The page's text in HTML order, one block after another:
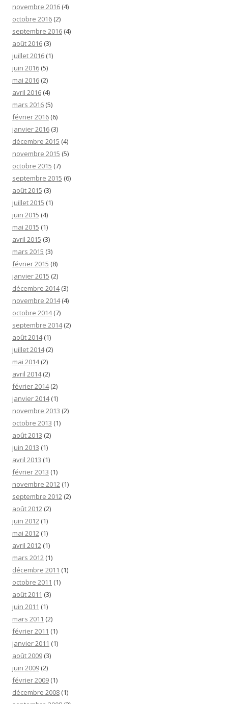
novembre 2016 (4)
octobre 2016 (2)
septembre 2016 (4)
août 2016 (3)
juillet 2016 (1)
juin 2016 (5)
mai 2016 (2)
avril 2016 (4)
mars 2016 (5)
février 2016 (6)
janvier 2016 (3)
décembre 2015 (4)
novembre 2015 (5)
octobre 2015 (7)
septembre 2015 (6)
août 2015 (3)
juillet 2015 (1)
juin 2015 (4)
mai 2015 (1)
avril 2015 (3)
mars 2015 (3)
février 2015 (8)
janvier 2015 (2)
décembre 2014(3)
novembre 2014(4)
octobre 2014(7)
septembre 2014(2)
août 2014(1)
juillet 2014(2)
mai 2014(2)
avril 2014(2)
février 2014(2)
janvier 2014(1)
novembre 2013 (2)
octobre 2013 (1)
août 2013 (2)
juin 2013 (1)
avril 2013 (1)
février 2013 (1)
novembre 2012 (1)
septembre 2012 (2)
août 2012 (2)
juin 2012 (1)
mai 2012 (1)
avril 2012 (1)
mars 2012 (1)
décembre 2011 (1)
octobre 2011 (1)
août 2011 (3)
juin 2011 (1)
mars 2011 (2)
février 2011 (1)
janvier 2011 (1)
août 2009 (3)
juin 2009 (2)
février 2009 (1)
décembre 2008 (1)